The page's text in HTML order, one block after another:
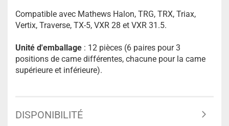
Compatible avec Mathews Halon, TRG, TRX, Triax,
Vertix, Traverse, TX-5, VXR 28 et VXR 31.5.
Unité d'emballage : 12 pièces (6 paires pour 3
positions de came différentes, chacune pour la came
supérieure et inférieure).
DISPONIBILITÉ